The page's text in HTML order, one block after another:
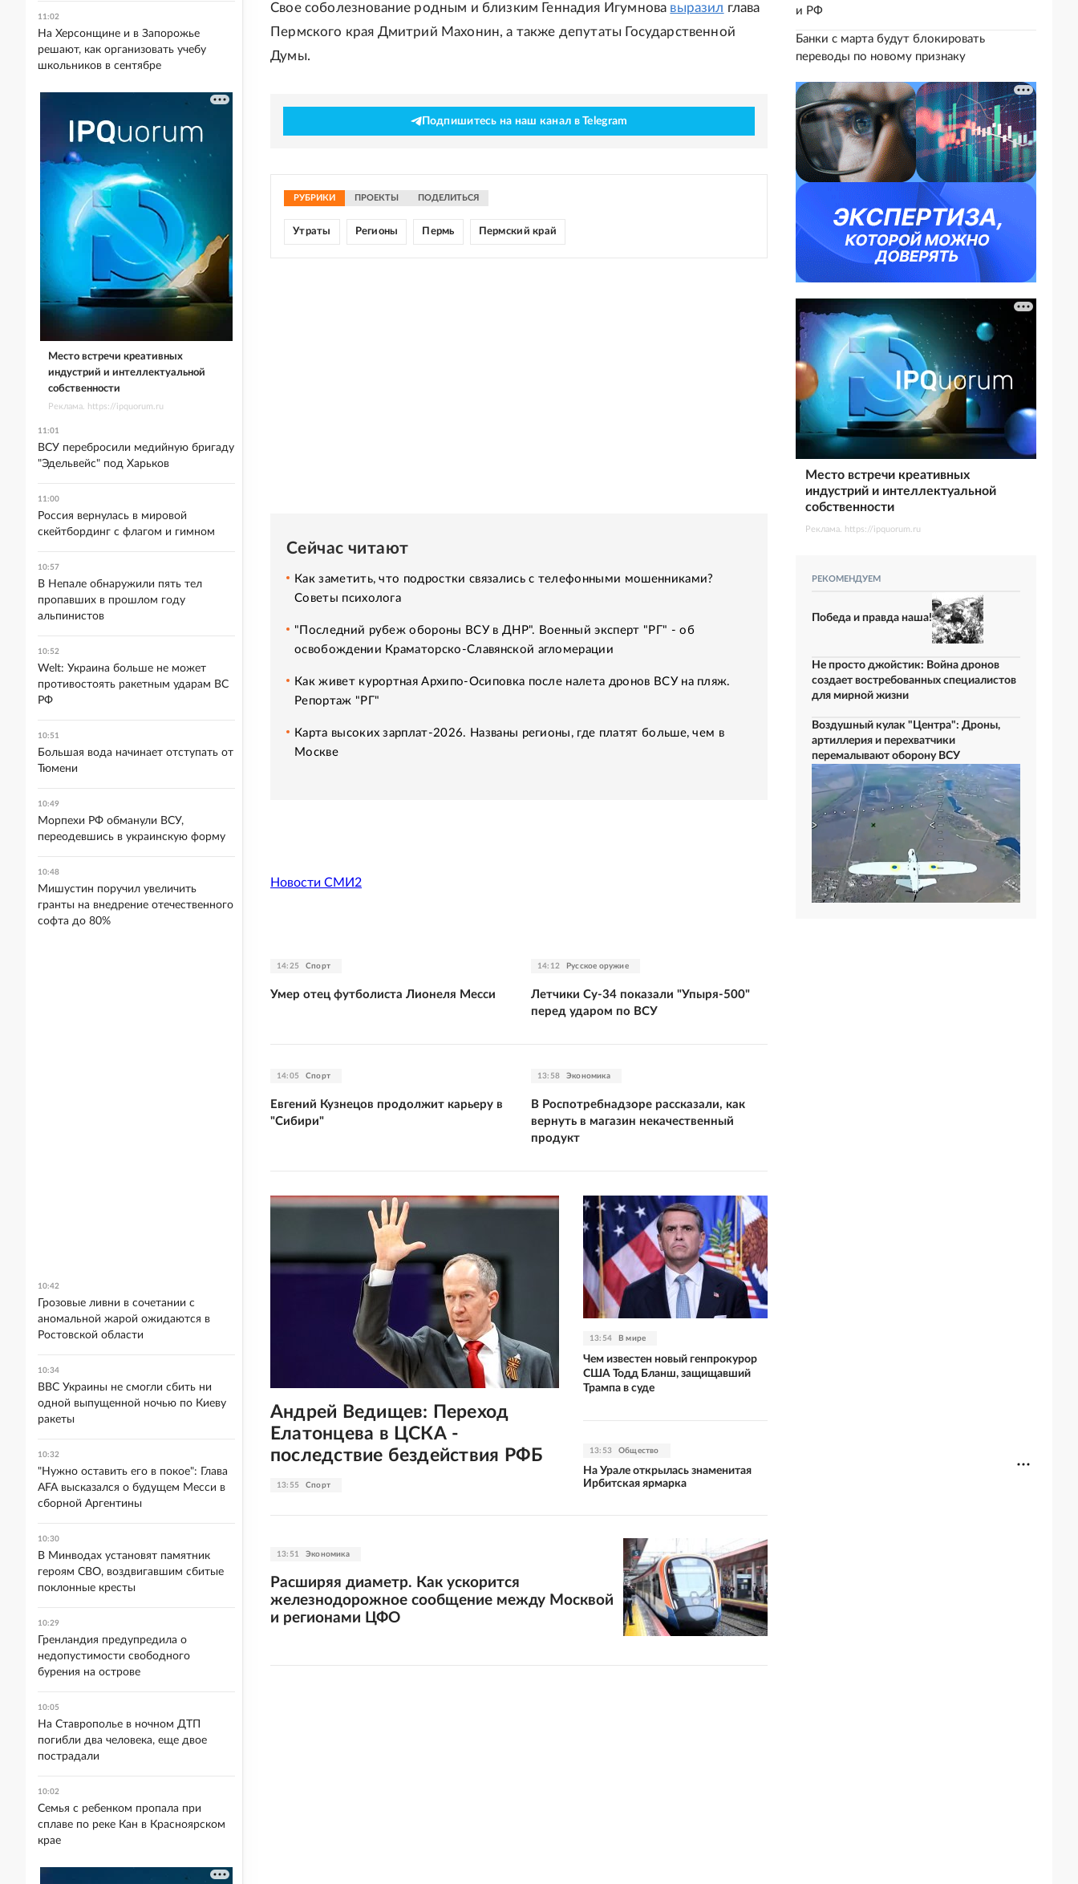
Свое соболезнование родным и близким Геннадия Игумнова выразил глава
Пермского края Дмитрий Махонин, а также депутаты Государственной
Думы.
Подпишитесь на наш канал в Telegram
РУБРИКИ ПРОЕКТЫ ПОДЕЛИТЬСЯ
Утраты Регионы Пермь Пермский край
Сейчас читают
Как заметить, что подростки связались с телефонными мошенниками?
Советы психолога
"Последний рубеж обороны ВСУ в ДНР". Военный эксперт "РГ" - об
освобождении Краматорско-Славянской агломерации
Как живет курортная Архипо-Осиповка после налета дронов ВСУ на пляж.
Репортаж "РГ"
Карта высоких зарплат-2026. Названы регионы, где платят больше, чем в
Москве
Новости СМИ2
14:25 Спорт
Умер отец футболиста Лионеля Месси
14:12 Русское оружие
Летчики Су-34 показали "Упыря-500"
перед ударом по ВСУ
14:05 Спорт
Евгений Кузнецов продолжит карьеру в
"Сибири"
13:58 Экономика
В Роспотребнадзоре рассказали, как
вернуть в магазин некачественный
продукт
13:55 Спорт
Андрей Ведищев: Переход
Елатонцева в ЦСКА -
последствие бездействия РФБ
13:54 В мире
Чем известен новый генпрокурор
США Тодд Бланш, защищавший
Трампа в суде
13:53 Общество
На Урале открылась знаменитая
Ирбитская ярмарка
13:51 Экономика
Расширяя диаметр. Как ускорится
железнодорожное сообщение между Москвой
и регионами ЦФО
и РФ
Банки с марта будут блокировать
переводы по новому признаку
Место встречи креативных
индустрий и интеллектуальной
собственности
Реклама. https://ipquorum.ru
РЕКОМЕНДУЕМ
Победа и правда наша!
Не просто джойстик: Война дронов
создает востребованных специалистов
для мирной жизни
Воздушный кулак "Центра": Дроны,
артиллерия и перехватчики
перемалывают оборону ВСУ
11:02
На Херсонщине и в Запорожье
решают, как организовать учебу
школьников в сентябре
Место встречи креативных
индустрий и интеллектуальной
собственности
Реклама. https://ipquorum.ru
11:01
ВСУ перебросили медийную бригаду
"Эдельвейс" под Харьков
11:00
Россия вернулась в мировой
скейтбординг с флагом и гимном
10:57
В Непале обнаружили пять тел
пропавших в прошлом году
альпинистов
10:52
Welt: Украина больше не может
противостоять ракетным ударам ВС
РФ
10:51
Большая вода начинает отступать от
Тюмени
10:49
Морпехи РФ обманули ВСУ,
переодевшись в украинскую форму
10:48
Мишустин поручил увеличить
гранты на внедрение отечественного
софта до 80%
10:42
Грозовые ливни в сочетании с
аномальной жарой ожидаются в
Ростовской области
10:34
ВВС Украины не смогли сбить ни
одной выпущенной ночью по Киеву
ракеты
10:32
"Нужно оставить его в покое": Глава
AFA высказался о будущем Месси в
сборной Аргентины
10:30
В Минводах установят памятник
героям СВО, воздвигавшим сбитые
поклонные кресты
10:29
Гренландия предупредила о
недопустимости свободного
бурения на острове
10:05
На Ставрополье в ночном ДТП
погибли два человека, еще двое
пострадали
10:02
Семья с ребенком пропала при
сплаве по реке Кан в Красноярском
крае